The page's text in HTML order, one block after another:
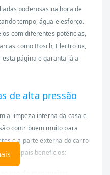
poderosas na hora de
tempo, água e esforço.
com diferentes potências,
como Bosch, Electrolux,
esta página e garanta já a
de alta pressão
a limpeza interna da casa e
contribuem muito para
e a parte externa do carro
principais benefícios: